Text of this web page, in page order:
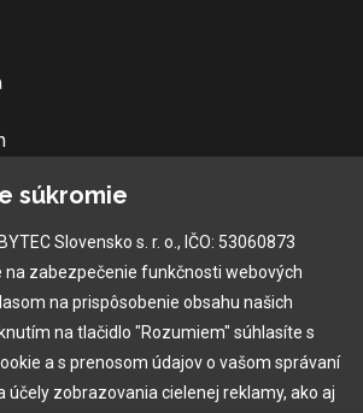
ceny
súkromie
Slovensko s. r. o., IČO: 53060873
na zabezpečenie funkčnosti webových
na prispôsobenie obsahu našich
na tlačidlo "Rozumiem" súhlasíte s
a s prenosom údajov o vašom správaní
účely zobrazovania cielenej reklamy, ako aj